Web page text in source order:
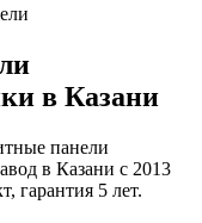
в Казани
панели
в Казани с 2013
гарантия 5 лет.